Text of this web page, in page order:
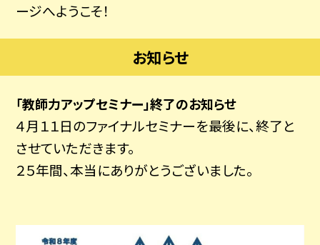
ージへようこそ！
お知らせ
「教師力アップセミナー」終了のお知らせ
４月１１日のファイナルセミナーを最後に、終了と
させていただきます。
２５年間、本当にありがとうございました。